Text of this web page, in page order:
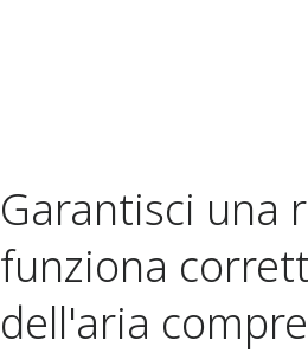
Garantisci una
funziona
dell'aria